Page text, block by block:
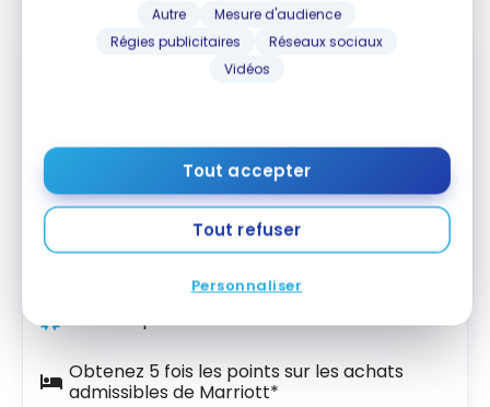
Autre
Mesure d'audience
Régies publicitaires
Réseaux sociaux
Vidéos
Tout accepter
Tout refuser
Personnaliser
COMMANDITÉ
Carte Marriott BonvoyMDAmerican
ExpressMD*
Jusqu'à 110 000 Points
Valeur de la première année :
Meilleure pour août 2026
Obtenez 5 fois les points sur les achats
admissibles de Marriott*